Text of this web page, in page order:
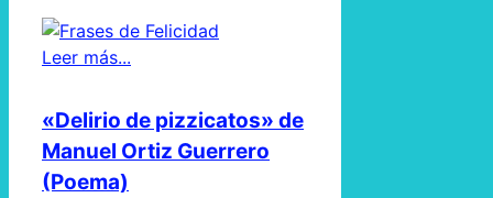
Leer más...
«Delirio de pizzicatos» de
Manuel Ortiz Guerrero
(Poema)